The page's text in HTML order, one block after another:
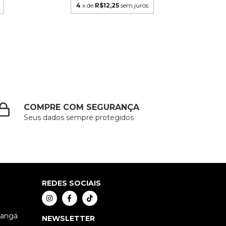
4 x de R$12,25 sem juros
COMPRE COM SEGURANÇA
Seus dados sempre protegidos
REDES SOCIAIS
NEWSLETTER